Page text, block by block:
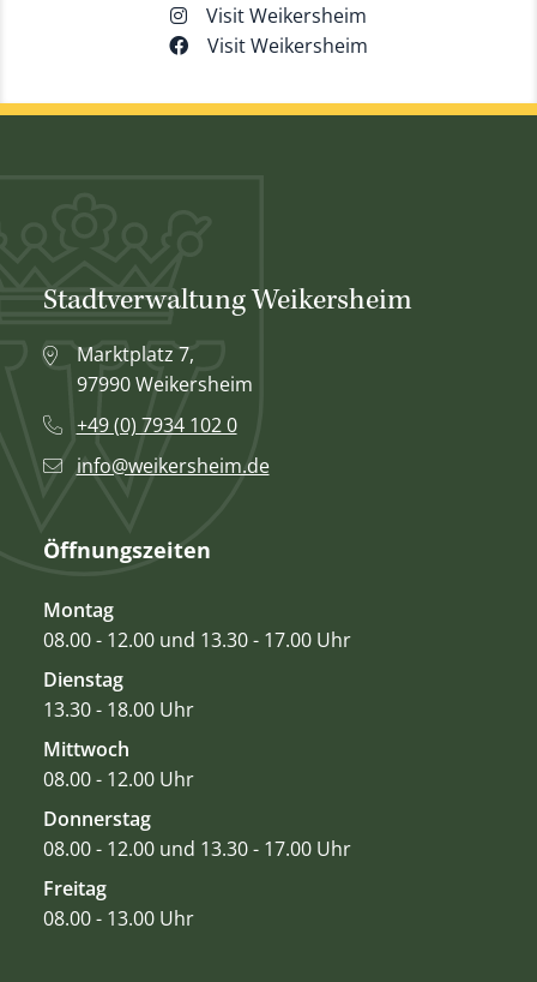
Visit Weikersheim
Visit Weikersheim
Stadtverwaltung Weikersheim
Marktplatz 7,
97990 Weikersheim
+49 (0) 7934 102 0
info@weikersheim.de
Öffnungszeiten
Montag
08.00 - 12.00 und 13.30 - 17.00 Uhr
Dienstag
13.30 - 18.00 Uhr
Mittwoch
08.00 - 12.00 Uhr
Donnerstag
08.00 - 12.00 und 13.30 - 17.00 Uhr
Freitag
08.00 - 13.00 Uhr